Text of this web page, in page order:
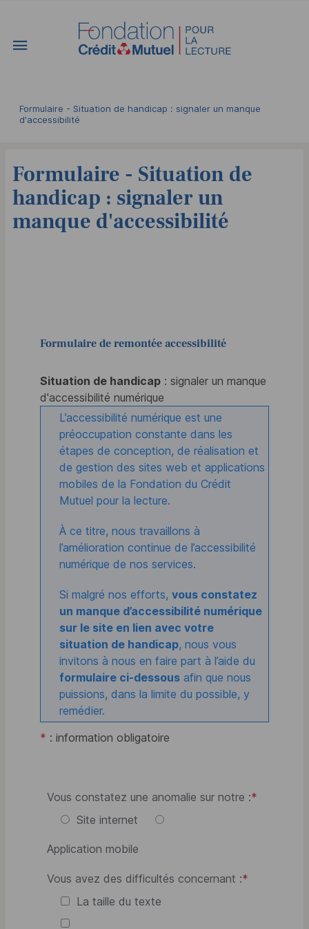
Vous êtes ici:
Formulaire - Situation de handicap : signaler un manque
d'accessibilité
Formulaire - Situation de
handicap : signaler un
manque d'accessibilité
Formulaire de remontée accessibilité
Situation de handicap : signaler un manque
d'accessibilité numérique
L’accessibilité numérique est une
préoccupation constante dans les
étapes de conception, de réalisation et
de gestion des sites web et applications
mobiles de la Fondation du Crédit
Mutuel pour la lecture.
À ce titre, nous travaillons à
l’amélioration continue de l’accessibilité
numérique de nos services.
Si malgré nos efforts, vous constatez
un manque d’accessibilité numérique
sur le site en lien avec votre
situation de handicap, nous vous
invitons à nous en faire part à l’aide du
formulaire ci-dessous afin que nous
puissions, dans la limite du possible, y
remédier.
* : information obligatoire
Vous constatez une anomalie sur notre :*
Site internet
Application mobile
Vous avez des difficultés concernant :*
La taille du texte